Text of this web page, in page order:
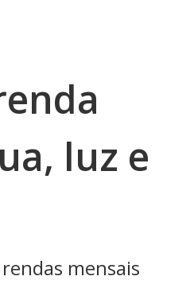
luz e
mensais